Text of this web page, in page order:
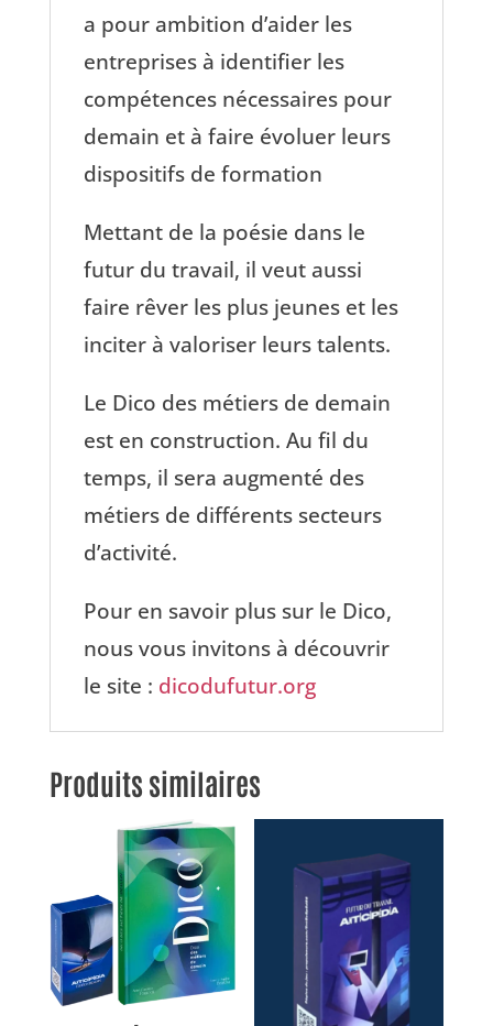
a pour ambition d’aider les
entreprises à identifier les
compétences nécessaires pour
demain et à faire évoluer leurs
dispositifs de formation
Mettant de la poésie dans le
futur du travail, il veut aussi
faire rêver les plus jeunes et les
inciter à valoriser leurs talents.
Le Dico des métiers de demain
est en construction. Au fil du
temps, il sera augmenté des
métiers de différents secteurs
d’activité.
Pour en savoir plus sur le Dico,
nous vous invitons à découvrir
le site : dicodufutur.org
Produits similaires